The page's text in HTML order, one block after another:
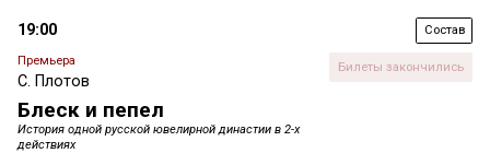
19:00 Состав
Премьера
С. Плотов
Блеск и пепел
История одной русской ювелирной династии в 2-х
действиях
Билеты закончились